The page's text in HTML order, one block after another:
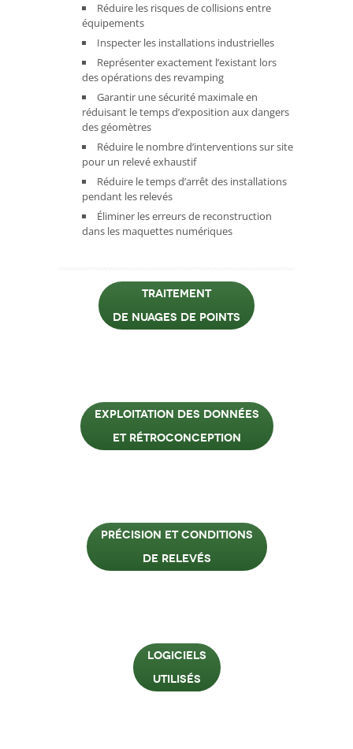
Réduire les risques de collisions entre
équipements
Inspecter les installations industrielles
Représenter exactement l’existant lors
des opérations des revamping
Garantir une sécurité maximale en
réduisant le temps d’exposition aux dangers
des géomètres
Réduire le nombre d’interventions sur site
pour un relevé exhaustif
Réduire le temps d’arrêt des installations
pendant les relevés
Éliminer les erreurs de reconstruction
dans les maquettes numériques
TRAITEMENT
DE NUAGES DE POINTS
EXPLOITATION DES DONNÉES
ET RÉTROCONCEPTION
PRÉCISION ET CONDITIONS
DE RELEVÉS
LOGICIELS
UTILISÉS